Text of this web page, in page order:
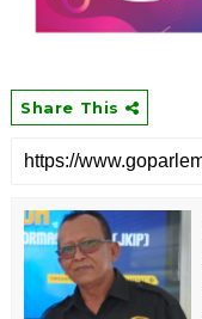
Share This